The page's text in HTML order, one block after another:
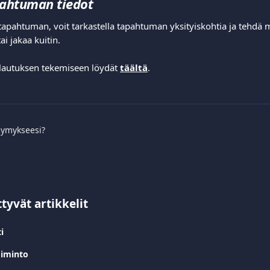
tiedot
voit tarkastella tapahtuman yksityiskohtia ja tehdä
jakaa kuitin.
tekemiseen löydät täältä.
artikkelit